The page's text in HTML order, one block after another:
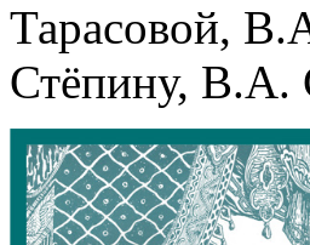
Тарасовой,
Стёпину, В.А.